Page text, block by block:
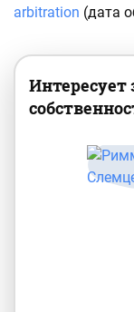
arbitration (дата